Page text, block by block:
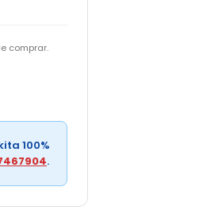
comprar.
100%
.